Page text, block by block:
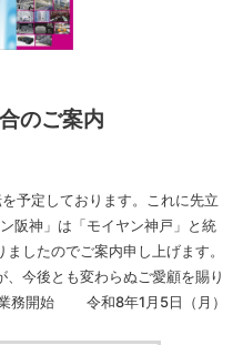
のご案内
予定しております。これに先立
阪神」は「モイヤン神戸」と統
したのでご案内申し上げます。
今後とも変わらぬご愛顧を賜り
務開始 令和8年1月5日（月）